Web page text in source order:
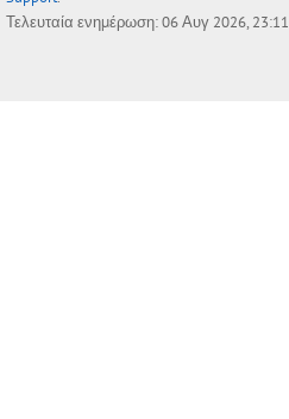
Τελευταία ενημέρωση: 06 Αυγ 2026, 23:11